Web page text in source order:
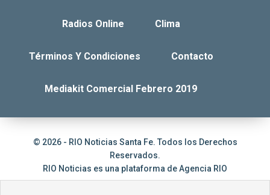
Radios Online Clima
Términos Y Condiciones Contacto
Mediakit Comercial Febrero 2019
© 2026 - RIO Noticias Santa Fe. Todos los Derechos
Reservados.
RIO Noticias es una plataforma deAgencia RIO